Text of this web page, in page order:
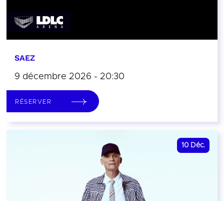
SAEZ
9 décembre 2026 - 20:30
RÉSERVER
10 Déc.